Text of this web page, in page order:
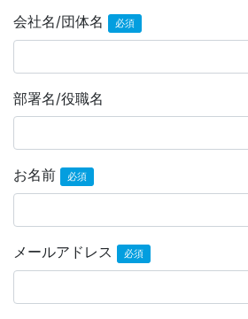
会社名/団体名 必須
部署名/役職名
お名前 必須
メールアドレス 必須